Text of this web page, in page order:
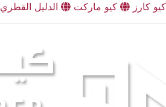
كيو كارز
كيو ماركت الدليل القطري